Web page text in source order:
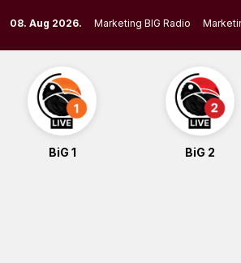
to
content
08. Aug 2026. Marketing BIG Radio
BiG 1 BiG 2